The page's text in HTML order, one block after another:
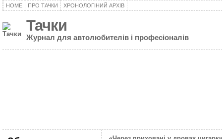
HOME ПРО ТАЧКИ ХРОНОЛОГІНИЙ АРХІВ
Тачки
Журнал для автолюбителів і професіоналів